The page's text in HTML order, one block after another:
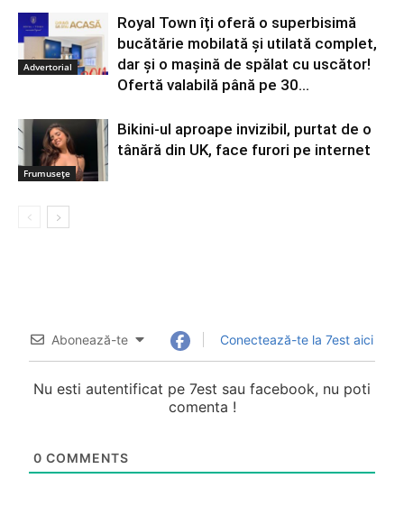
Advertorial
Royal Town îți oferă o superbisimă
bucătărie mobilată și utilată complet,
dar și o mașină de spălat cu uscător!
Ofertă valabilă până pe 30...
Frumuseţe
Bikini-ul aproape invizibil, purtat de o
tânără din UK, face furori pe internet
Abonează-te Conectează-te la 7est aici
Nu esti autentificat pe 7est sau facebook, nu poti
comenta !
0 COMMENTS